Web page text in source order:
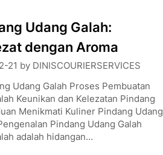
Udang Galah:
dengan Aroma
21 by DINISCOURIERSERVICES
Udang Galah Proses Pembuatan
Keunikan dan Kelezatan Pindang
Menikmati Kuliner Pindang Udang
Pindang Udang Galah
adalah hidangan…